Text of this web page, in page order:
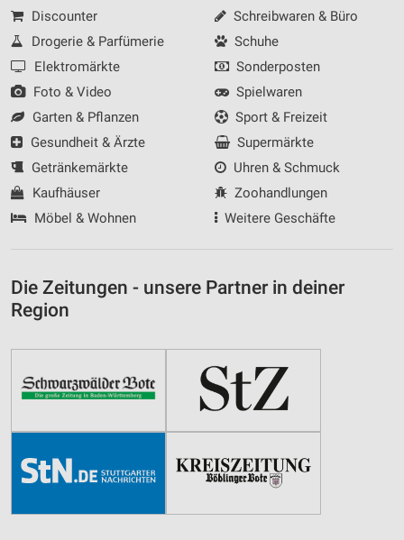
Discounter
Drogerie & Parfümerie
Elektromärkte
Foto & Video
Garten & Pflanzen
Gesundheit & Ärzte
Getränkemärkte
Kaufhäuser
Möbel & Wohnen
Schreibwaren & Büro
Schuhe
Sonderposten
Spielwaren
Sport & Freizeit
Supermärkte
Uhren & Schmuck
Zoohandlungen
Weitere Geschäfte
Die Zeitungen - unsere Partner in deiner
Region